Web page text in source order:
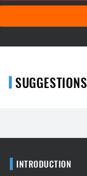
SUGGESTIONS
INTRODUCTION